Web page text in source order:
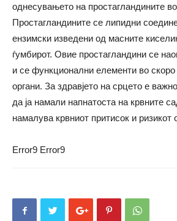
однесувањето на простагландините во
Простагландините се липидни
ензимски изведени од масните
ѓумбирот. Овие простагландини се
и се функционални елементи во
органи. За здравјето на срцето е
да ја намали напнатоста на крвните
намалува крвниот притисок и ризикот
Error9 Error9